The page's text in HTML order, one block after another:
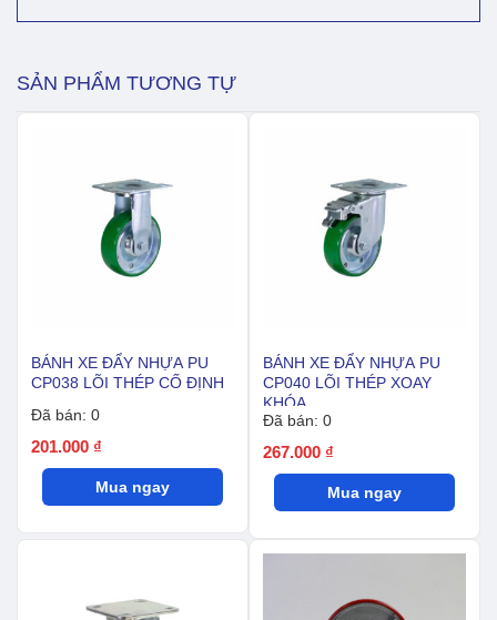
xoay
số
SẢN PHẨM TƯƠNG TỰ
BÁNH XE ĐẨY NHỰA PU
CP038 LÕI THÉP CỐ ĐỊNH
Đã bán: 0
201.000 ₫
Mua ngay
BÁNH XE ĐẨY NHỰA PU
CP040 LÕI THÉP XOAY
KHÓA
Đã bán: 0
267.000 ₫
Mua ngay